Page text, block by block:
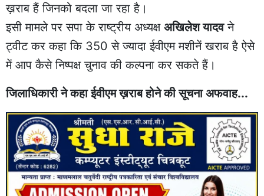
ख़राब हैं जिनको बदला जा रहा है।
इसी मामले पर सपा के राष्ट्रीय अध्यक्ष अखिलेश यादवने
ट्वीट कर कहा कि 350 से ज्यादा ईवीएम मशीनें खराब है ऐसे
में आप कैसे निष्पक्ष चुनाव की कल्पना कर सकते हैं।
जिलाधिकारी ने कहा ईवीएम ख़राब होने की सूचना अफवाह...